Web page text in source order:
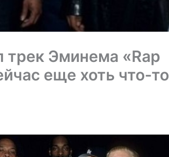
трек Эминема «Rap
еще хоть что-то